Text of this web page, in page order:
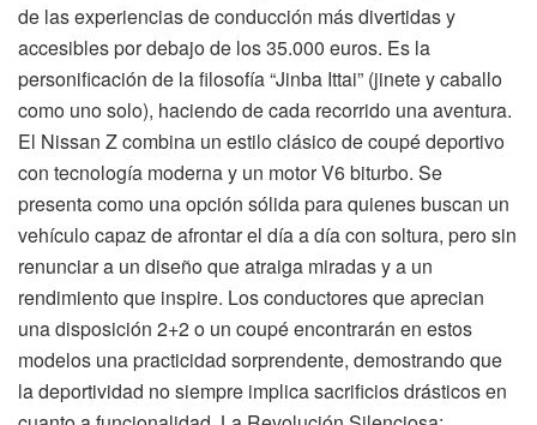
de las experiencias de conducción más divertidas y
accesibles por debajo de los 35.000 euros. Es la
personificación de la filosofía “Jinba Ittai” (jinete y caballo
como uno solo), haciendo de cada recorrido una aventura.
El Nissan Z combina un estilo clásico de coupé deportivo
con tecnología moderna y un motor V6 biturbo. Se
presenta como una opción sólida para quienes buscan un
vehículo capaz de afrontar el día a día con soltura, pero sin
renunciar a un diseño que atraiga miradas y a un
rendimiento que inspire. Los conductores que aprecian
una disposición 2+2 o un coupé encontrarán en estos
modelos una practicidad sorprendente, demostrando que
la deportividad no siempre implica sacrificios drásticos en